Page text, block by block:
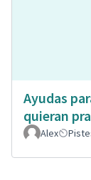
Ayudas
quieran
Alex